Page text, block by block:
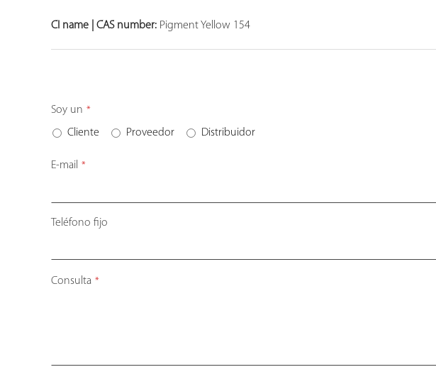
CI name | CAS number: Pigment Yellow 154
Soy un *
Cliente Proveedor Distribuidor
E-mail *
Teléfono fijo
Consulta *